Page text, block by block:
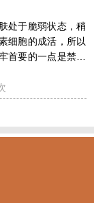
处于脆弱状态，稍
细胞的成活，所以
首要的一点是禁止
持创面干爽，三天
干净棉签轻轻吸干
恢复饮食上要暂时